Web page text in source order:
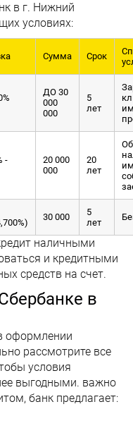
в г. Нижний
условиях:
Сумма Срок
ДО 30
000
000
5
лет
-
20 000
000
20
лет
30 000
5
лет
наличными
и кредитными
средств на счет.
в
оформлении
рассмотрите все
условия
выгодными. важно
банк предлагает: